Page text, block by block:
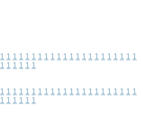
1 1 1 1 1 1 1 1 1 1 1 1 1 1 1 1 1 1 1 1 1 1
1 1 1 1 1 1
1 1 1 1 1 1 1 1 1 1 1 1 1 1 1 1 1 1 1 1 1 1
1 1 1 1 1 1